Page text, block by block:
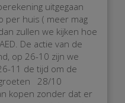
uitgegaan
per huis ( meer mag
zullen we kijken hoe
De actie van de
op 26-10 zijn we
11 de tijd om de
28/10
kopen zonder dat er